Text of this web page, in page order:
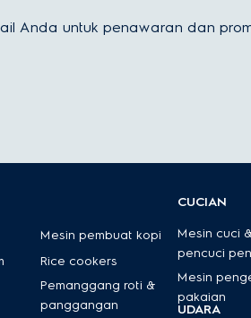
Anda untuk penawaran dan
Mesin pembuat kopi
Rice cookers
Pemanggang roti &
panggangan
CUCIAN
Mesin cuci
pencuci
Mesin
pakaian
UDARA